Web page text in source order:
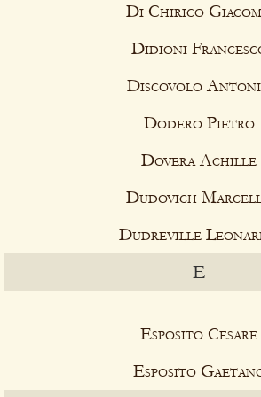
Di Chirico
Didioni
Discovolo
Dodero Pietro
Dovera Achille
Dudovich
Dudreville
E
Esposito Cesare
Esposito